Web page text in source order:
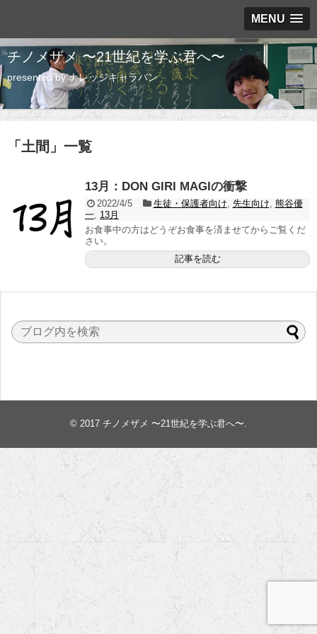
MENU
チノメザメ 〜21世紀を学ぶ君へ〜
presented by ナレッジキャラバン
「 土間 」 一覧
13月：DON GIRI MAGIの衝撃
2022/4/5 生徒・保護者向け 先生向け 熊谷優
一 13月
お食事中の方はどうぞお食事を済ませてからご覧くだ
さい。
記事を読む
© 2017 チノメザメ 〜21世紀を学ぶ君へ〜